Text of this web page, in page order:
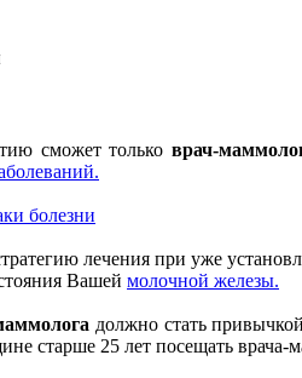
сможет тольковрач-
болезни
лечения при уже
Вашей молочной железы.
должно стать
старше 25 лет посещать